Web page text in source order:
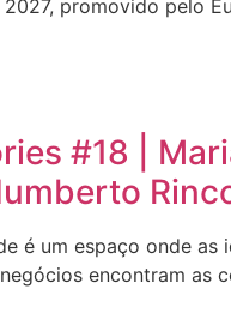
promovido pelo
#18 |
é um espaço onde as
encontram as